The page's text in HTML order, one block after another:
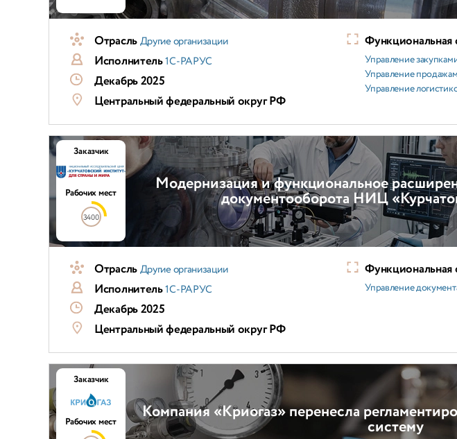
ОтрасльДругие организации
Исполнитель1С-РАРУС
Декабрь 2025
Центральный федеральный округ РФ
Функциональная
Управление
Управление
Управление
Модернизация и функциональное
документооборота НИЦ
Заказчик
Рабочих мест
3400
ОтрасльДругие организации
Исполнитель1С-РАРУС
Декабрь 2025
Центральный федеральный округ РФ
Функциональная
Управление
Компания «Криогаз» перенесла
систему
Заказчик
Рабочих мест